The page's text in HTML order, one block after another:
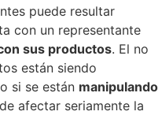
puede resultar
con un representante
sus productos. El no
están siendo
o si se están manipulando
afectar seriamente la